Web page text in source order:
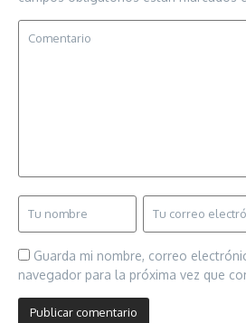
Guarda mi nombre, correo
navegador para la próxima vez que